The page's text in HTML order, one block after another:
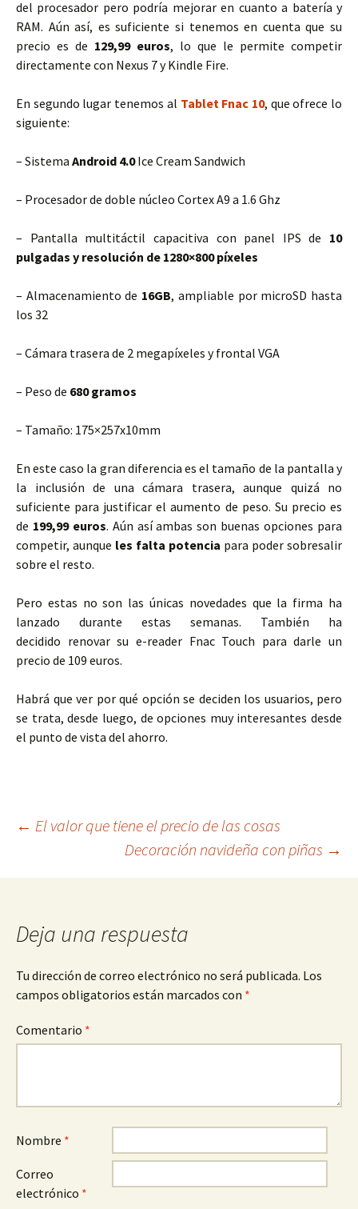
del procesador pero podría mejorar en cuanto a batería y
RAM. Aún así, es suficiente si tenemos en cuenta que su
precio es de 129,99 euros, lo que le permite competir
directamente con Nexus 7 y Kindle Fire.
En segundo lugar tenemos al Tablet Fnac 10, que ofrece lo
siguiente:
– Sistema Android 4.0Ice Cream Sandwich
– Procesador de doble núcleo Cortex A9 a 1.6 Ghz
– Pantalla multitáctil capacitiva con panel IPS de 10
pulgadas y resolución de 1280×800 píxeles
– Almacenamiento de 16GB, ampliable por microSD hasta
los 32
– Cámara trasera de 2 megapíxeles y frontal VGA
– Peso de 680 gramos
– Tamaño: 175×257x10mm
En este caso la gran diferencia es el tamaño de la pantalla y
la inclusión de una cámara trasera, aunque quizá no
suficiente para justificar el aumento de peso. Su precio es
de 199,99 euros. Aún así ambas son buenas opciones para
competir, aunque les falta potencia para poder sobresalir
sobre el resto.
Pero estas no son las únicas novedades que la firma ha
lanzado durante estas semanas. También ha
decidido renovar su e-reader Fnac Touch para darle un
precio de 109 euros.
Habrá que ver por qué opción se deciden los usuarios, pero
se trata, desde luego, de opciones muy interesantes desde
el punto de vista del ahorro.
Navegación
de
entradas
← El valor que tiene el precio de las cosas
Decoración navideña con piñas →
Deja una respuesta
Tu dirección de correo electrónico no será publicada. Los
campos obligatorios están marcados con *
Comentario *
Nombre *
Correo
electrónico *